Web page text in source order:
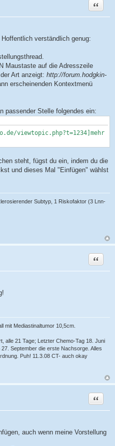
Zitat
verständlich genug:
Maustaste auf die Adresszeile
Art anzeigt: http://forum.hodgkin-
erscheinenden Kontextmenü
passender Stelle folgendes ein:
viewtopic.php?t=1234]mehr
steht, fügst du ein, indem du die
und dieses Mal "Einfügen" wählst
Subtyp, 1 Riskofaktor (3 Lnn-
Zitat
mit Mediastinaltumor 10,5cm.
alle 21 Tage; Letzter Chemo-Tag 18. Juni
September die erste Nachsorge. Alles
Puh! 11.3.08 CT- auch okay
Zitat
auch wenn meine Vorstellung